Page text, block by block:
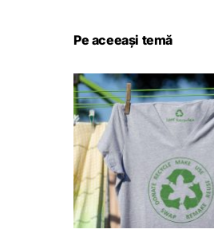
Pe aceeași temă